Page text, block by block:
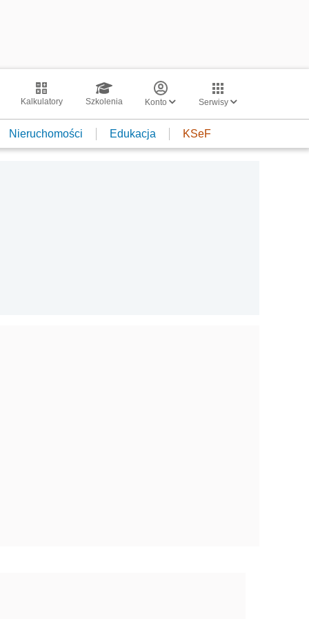
Kalkulatory Szkolenia Konto Serwisy
Nieruchomości Edukacja KSeF